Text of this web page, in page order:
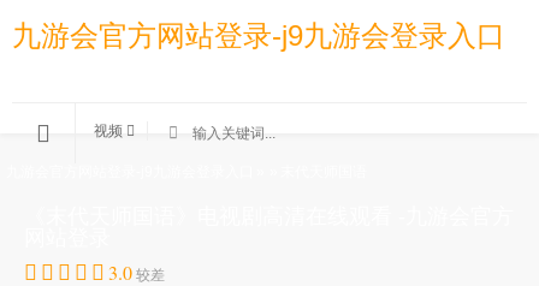
九游会官方网站登录-j9九游会登录入口
视频
3.0 较差